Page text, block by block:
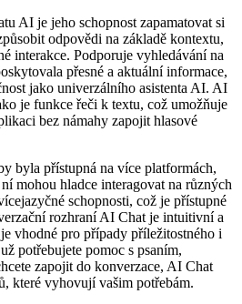
AI je jeho schopnost zapamatovat si
odpovědi na základě kontextu,
interakce. Podporuje vyhledávání na
přesné a aktuální informace,
jako univerzálního asistenta AI. AI
je funkce řeči k textu, což umožňuje
bez námahy zapojit hlasové
byla přístupná na více platformách,
mohou hladce interagovat na různých
schopnosti, což je přístupné
rozhraní AI Chat je intuitivní a
vhodné pro případy příležitostného i
potřebujete pomoc s psaním,
zapojit do konverzace, AI Chat
které vyhovují vašim potřebám.